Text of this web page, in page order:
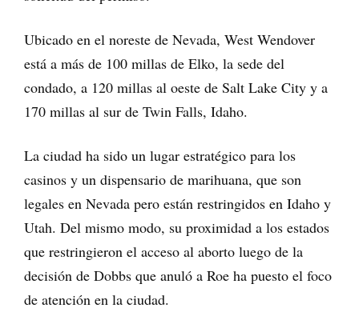
Ubicado en el noreste de Nevada, West Wendover
está a más de 100 millas de Elko, la sede del
condado, a 120 millas al oeste de Salt Lake City y a
170 millas al sur de Twin Falls, Idaho.
La ciudad ha sido un lugar estratégico para los
casinos y un dispensario de marihuana, que son
legales en Nevada pero están restringidos en Idaho y
Utah. Del mismo modo, su proximidad a los estados
que restringieron el acceso al aborto luego de la
decisión de Dobbs que anuló a Roe ha puesto el foco
de atención en la ciudad.